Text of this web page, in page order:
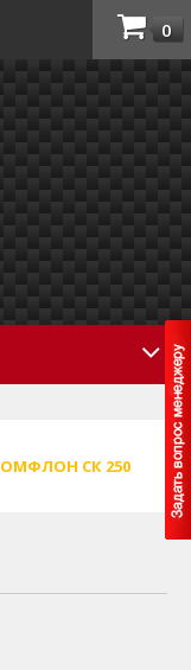
0
СК 250